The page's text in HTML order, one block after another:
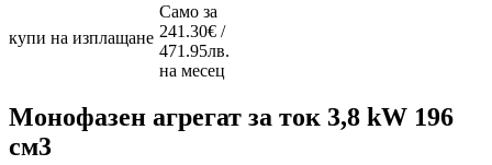
купи на изплащане
Само за
241.30€ /
471.95лв.
на месец
Монофазен агрегат за ток 3,8 kW 196
см3